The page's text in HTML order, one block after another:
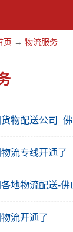
页 → 物流服务
物配送公司_
流专线开通了
地物流配送-
流开通了